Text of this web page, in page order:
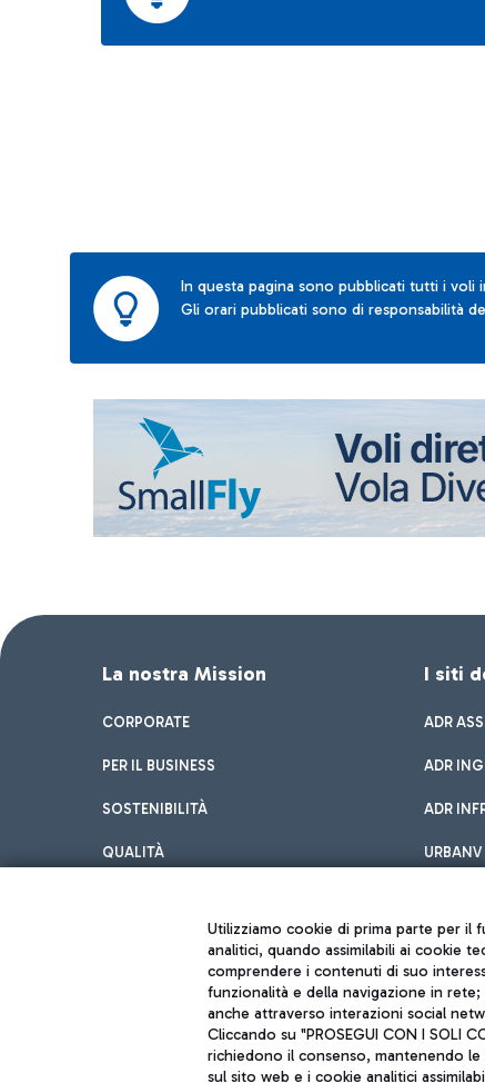
In questa pagina sono pubblicati tutti i voli
Gli orari pubblicati sono di responsabilità
La nostra Mission
CORPORATE
PER IL BUSINESS
SOSTENIBILITÀ
QUALITÀ
I siti
ADR
ADR
ADR
URBANV
Utilizziamo cookie di prima parte per
analitici, quando assimilabili ai cookie
comprendere i contenuti di suo
funzionalità e della navigazione in
anche attraverso interazioni social
Cliccando su "PROSEGUI CON I SOLI
richiedono il consenso, mantenendo
sul sito web e i cookie analitici